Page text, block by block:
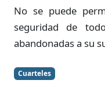
No se puede
seguridad de
abandonadas a su
Cuarteles